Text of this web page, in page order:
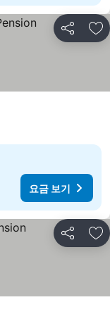
공유 즐
요금 보기
공유 즐